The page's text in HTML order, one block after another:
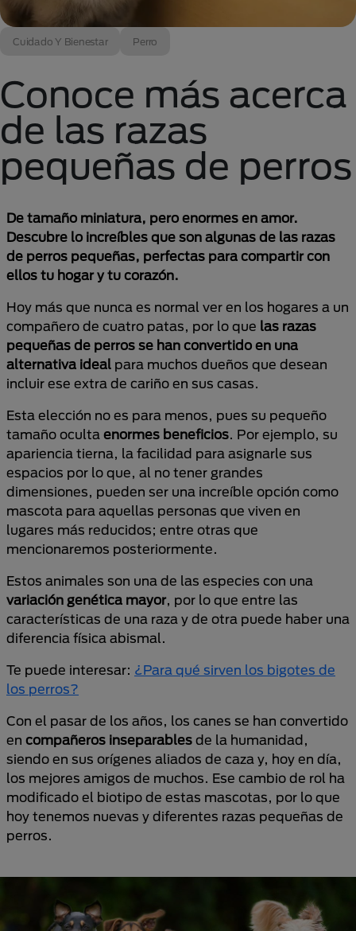
Cuidado Y Bienestar Perro
Conoce más acerca
de las razas
pequeñas de perros
De tamaño miniatura, pero enormes en amor.
Descubre lo increíbles que son algunas de las razas
de perros pequeñas, perfectas para compartir con
ellos tu hogar y tu corazón.
Hoy más que nunca es normal ver en los hogares a un
compañero de cuatro patas, por lo que las razas
pequeñas de perros se han convertido en una
alternativa ideal para muchos dueños que desean
incluir ese extra de cariño en sus casas.
Esta elección no es para menos, pues su pequeño
tamaño oculta enormes beneficios. Por ejemplo, su
apariencia tierna, la facilidad para asignarle sus
espacios por lo que, al no tener grandes
dimensiones, pueden ser una increíble opción como
mascota para aquellas personas que viven en
lugares más reducidos; entre otras que
mencionaremos posteriormente.
Estos animales son una de las especies con una
variación genética mayor, por lo que entre las
características de una raza y de otra puede haber una
diferencia física abismal.
Te puede interesar: ¿Para qué sirven los bigotes de
los perros?
Con el pasar de los años, los canes se han convertido
en compañeros inseparables de la humanidad,
siendo en sus orígenes aliados de caza y, hoy en día,
los mejores amigos de muchos. Ese cambio de rol ha
modificado el biotipo de estas mascotas, por lo que
hoy tenemos nuevas y diferentes razas pequeñas de
perros.